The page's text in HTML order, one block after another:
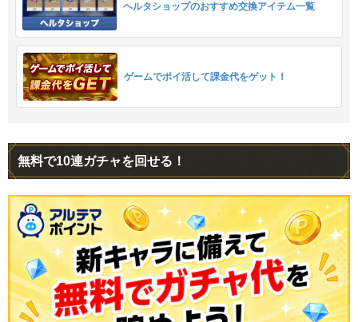
ヘルタショップのおすすめ交換アイテム一覧
ゲームでポイ活して課金代をゲット！
無料で10連ガチャを回せる！